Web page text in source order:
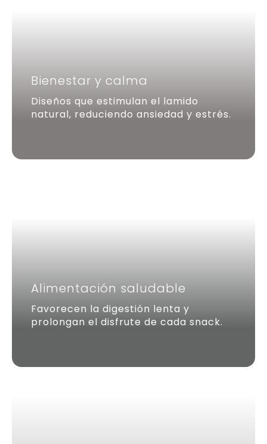
Bienestar y calma
Diseños que estimulan el lamido
natural, reduciendo ansiedad y estrés.
Alimentación saludable
Favorecen la digestión lenta y
prolongan el disfrute de cada snack.